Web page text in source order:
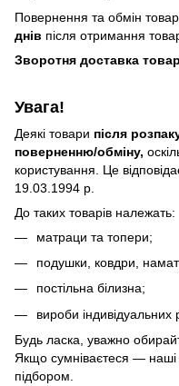
Повернення та обмін
днів після отримання
Зворотня доставка
Увага!
Деякі товари після
поверненню/обміну,
користування. Це
19.03.1994 р.
До таких товарів належать:
матраци та топери;
подушки, ковдри,
постільна білизна;
вироби індивідуальних
Будь ласка, уважно
Якщо сумніваєтеся —
підбором.